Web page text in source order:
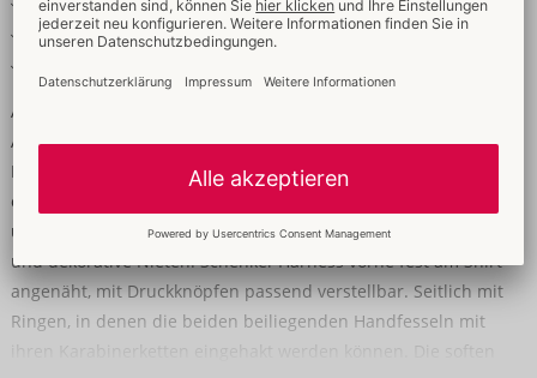
Softe Handfesseln mit Druckknöpfen
Aufregend fesselndes Netz!
Ärmelloses Netz-Shirt mit Schenkel-Harness, Netz-Jock und 2
Handfesseln im schwarzen Set von Svenjoyment BONDAGE. Das
elastische weiche Netzmaterial ist mit Riemen-Applikationen
und Details im Mattlook versehen. Dazu viele (Fessel-) Ringe
und dekorative Nieten. Schenkel-Harness vorne fest am Shirt
angenäht, mit Druckknöpfen passend verstellbar. Seitlich mit
Ringen, in denen die beiden beiliegenden Handfesseln mit
ihren Karabinerketten eingehakt werden können. Die soften